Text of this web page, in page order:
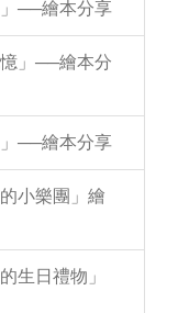
──繪本分享
」──繪本分
──繪本分享
小樂團」繪
生日禮物」